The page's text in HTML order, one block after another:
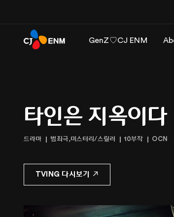
GenZ♡CJ ENM
타인은 지옥이다
드라마 범죄극,미스터리/스릴러 10부작 OCN
TVING 다시보기